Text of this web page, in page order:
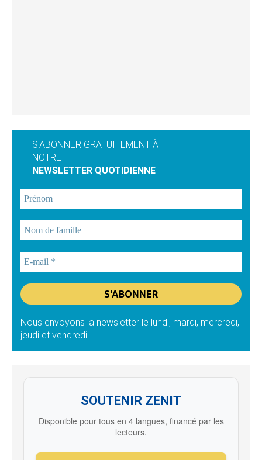
S'ABONNER GRATUITEMENT À
NOTRE
NEWSLETTER QUOTIDIENNE
Nous envoyons la newsletter le lundi, mardi, mercredi,
jeudi et vendredi
SOUTENIR ZENIT
Disponible pour tous en 4 langues, financé par les
lecteurs.